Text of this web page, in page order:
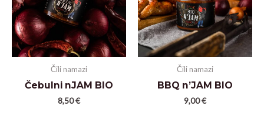
Čili namazi
Čebulni nJAM BIO
8,50€
Čili namazi
BBQ n’JAM BIO
9,00€